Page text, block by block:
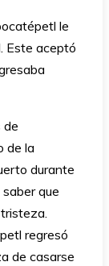
le
Este aceptó
de
de la
durante
que
regresó
de casarse